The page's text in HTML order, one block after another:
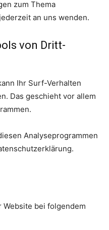
zum Thema
an uns wenden.
von Dritt­
Ihr Surf-Verhalten
Das geschieht vor allem
Analyseprogrammen
bei folgendem